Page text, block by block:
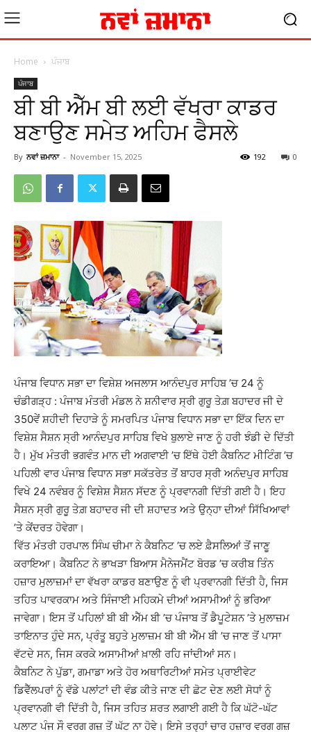
Home ਪੰਜਾਬ
ਪੰਜਾਬ
ਬੀ ਬੀ ਐੱਮ ਬੀ ਲਈ ਵੱਖਰਾ ਕਾਡਰ
ਬਣਾਉਣ ਸਮੇਤ ਅਹਿਮ ਫੈਸਲੇ
By ਨਵਾਂ ਜ਼ਮਾਨਾ - November 15, 2025 0
192
ਪੰਜਾਬ ਵਿਧਾਨ ਸਭਾ ਦਾ ਵਿਸ਼ੇਸ਼ ਅਜਲਾਸ ਆਨੰਦਪੁਰ ਸਾਹਿਬ ’ਚ 24 ਨੂੰ
ਚੰਡੀਗੜ੍ਹ : ਪੰਜਾਬ ਮੰਤਰੀ ਮੰਡਲ ਨੇ ਸ਼ਨੀਵਾਰ ਸ੍ਰੀ ਗੁਰੂ ਤੇਗ਼ ਬਹਾਦਰ ਜੀ ਦੇ
350ਵੇਂ ਸ਼ਹੀਦੀ ਦਿਹਾੜੇ ਨੂੰ ਸਮਰਪਿਤ ਪੰਜਾਬ ਵਿਧਾਨ ਸਭਾ ਦਾ ਇੱਕ ਦਿਨ ਦਾ
ਵਿਸ਼ੇਸ਼ ਸੈਸ਼ਨ ਸ੍ਰੀ ਆਨੰਦਪੁਰ ਸਾਹਿਬ ਵਿਖੇ ਬੁਲਾਏ ਜਾਣ ਨੂੰ ਹਰੀ ਝੰਡੀ ਦੇ ਦਿੱਤੀ
ਹੈ। ਮੁੱਖ ਮੰਤਰੀ ਭਗਵੰਤ ਮਾਨ ਦੀ ਅਗਵਾਈ ’ਚ ਇੱਥੇ ਹੋਈ ਕੈਬਨਿਟ ਮੀਟਿੰਗ ’ਚ
ਪਹਿਲੀ ਵਾਰ ਪੰਜਾਬ ਵਿਧਾਨ ਸਭਾ ਸਕੱਤਰੇਤ ਤੋਂ ਬਾਹਰ ਸ੍ਰੀ ਅਨੰਦਪੁਰ ਸਾਹਿਬ
ਵਿਖੇ 24 ਨਵੰਬਰ ਨੂੰ ਵਿਸ਼ੇਸ਼ ਸੈਸ਼ਨ ਸੱਦਣ ਨੂੰ ਪ੍ਰਵਾਨਗੀ ਦਿੱਤੀ ਗਈ ਹੈ। ਇਹ
ਸੈਸ਼ਨ ਸ੍ਰੀ ਗੁਰੂ ਤੇਗ਼ ਬਹਾਦਰ ਜੀ ਦੀ ਸ਼ਹਾਦਤ ਅਤੇ ਉਨ੍ਹਾ ਦੀਆਂ ਸਿੱਖਿਆਵਾਂ
’ਤੇ ਕੇਂਦਰਤ ਹੋਵੇਗਾ।
ਵਿੱਤ ਮੰਤਰੀ ਹਰਪਾਲ ਸਿੰਘ ਚੀਮਾ ਨੇ ਕੈਬਨਿਟ ’ਚ ਲਏ ਫ਼ੈਸਲਿਆਂ ਤੋਂ ਜਾਣੂ
ਕਰਾਇਆ। ਕੈਬਨਿਟ ਨੇ ਭਾਖੜਾ ਬਿਆਸ ਮੈਨੇਜਮੈਂਟ ਬੋਰਡ ’ਚ ਕਰੀਬ ਤਿੰਨ
ਹਜ਼ਾਰ ਮੁਲਾਜ਼ਮਾਂ ਦਾ ਵੱਖਰਾ ਕਾਡਰ ਬਣਾਉਣ ਨੂੰ ਵੀ ਪ੍ਰਵਾਨਗੀ ਦਿੱਤੀ ਹੈ, ਜਿਸ
ਤਹਿਤ ਪਾਵਰਕਾਮ ਅਤੇ ਸਿੰਜਾਈ ਮਹਿਕਮੇ ਦੀਆਂ ਅਸਾਮੀਆਂ ਨੂੰ ਭਰਿਆ
ਜਾਵੇਗਾ। ਇਸ ਤੋਂ ਪਹਿਲਾਂ ਬੀ ਬੀ ਐੱਮ ਬੀ ’ਚ ਪੰਜਾਬ ਤੋਂ ਡੈਪੂਟੇਸ਼ਨ ’ਤੇ ਮੁਲਾਜ਼ਮ
ਤਾਇਨਾਤ ਹੁੰਦੇ ਸਨ, ਪ੍ਰੰਤੂ ਬਹੁਤੇ ਮੁਲਾਜ਼ਮ ਬੀ ਬੀ ਐੱਮ ਬੀ ’ਚ ਜਾਣ ਤੋਂ ਪਾਸਾ
ਵੱਟਦੇ ਸਨ, ਜਿਸ ਕਰਕੇ ਅਸਾਮੀਆਂ ਖ਼ਾਲੀ ਰਹਿ ਜਾਂਦੀਆਂ ਸਨ।
ਕੈਬਨਿਟ ਨੇ ਪੁੱਡਾ, ਗਮਾਡਾ ਅਤੇ ਹੋਰ ਅਥਾਰਿਟੀਆਂ ਸਮੇਤ ਪ੍ਰਾਈਵੇਟ
ਡਿਵੈੱਲਪਰਾਂ ਨੂੰ ਵੱਡੇ ਪਲਾਂਟਾਂ ਦੀ ਵੰਡ ਕੀਤੇ ਜਾਣ ਦੀ ਛੋਟ ਦੇਣ ਲਈ ਸੋਧਾਂ ਨੂੰ
ਪ੍ਰਵਾਨਗੀ ਵੀ ਦਿੱਤੀ ਹੈ, ਜਿਸ ਤਹਿਤ ਸ਼ਰਤ ਲਗਾਈ ਗਈ ਹੈ ਕਿ ਘੱਟੋ-ਘੱਟ
ਪਲਾਟ ਪੰਜ ਸੌ ਵਰਗ ਗਜ਼ ਤੋਂ ਘੱਟ ਨਾ ਹੋਵੇ। ਇਸੇ ਤਰ੍ਹਾਂ ਚਾਰ ਹਜ਼ਾਰ ਵਰਗ ਗਜ਼